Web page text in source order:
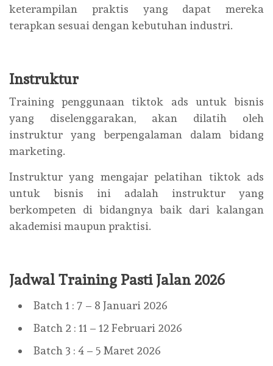
keterampilan praktis yang dapat mereka
terapkan sesuai dengan kebutuhan industri.
Instruktur
Training penggunaan tiktok ads untuk bisnis
yang diselenggarakan, akan dilatih oleh
instruktur yang berpengalaman dalam bidang
marketing.
Instruktur yang mengajar pelatihan tiktok ads
untuk bisnis ini adalah instruktur yang
berkompeten di bidangnya baik dari kalangan
akademisi maupun praktisi.
Jadwal Training Pasti Jalan 2026
Batch 1 : 7 – 8 Januari 2026
Batch 2 : 11 – 12 Februari 2026
Batch 3 : 4 – 5 Maret 2026